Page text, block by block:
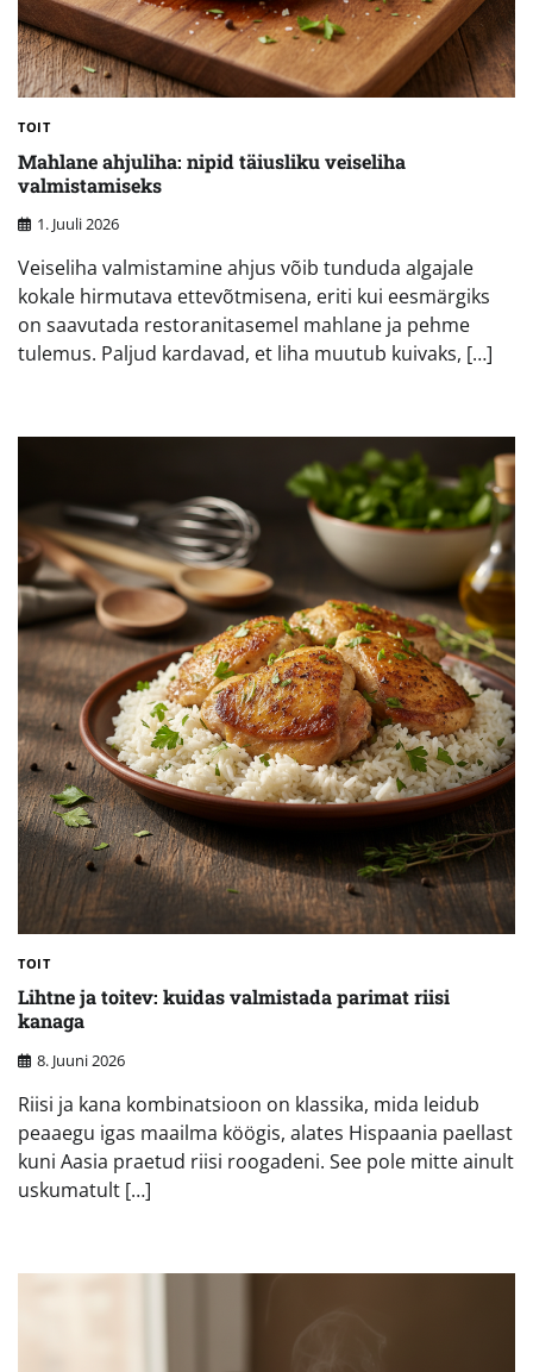
TOIT
Mahlane ahjuliha: nipid täiusliku veiseliha
valmistamiseks
1. Juuli 2026
Veiseliha valmistamine ahjus võib tunduda algajale
kokale hirmutava ettevõtmisena, eriti kui eesmärgiks
on saavutada restoranitasemel mahlane ja pehme
tulemus. Paljud kardavad, et liha muutub kuivaks, […]
TOIT
Lihtne ja toitev: kuidas valmistada parimat riisi
kanaga
8. Juuni 2026
Riisi ja kana kombinatsioon on klassika, mida leidub
peaaegu igas maailma köögis, alates Hispaania paellast
kuni Aasia praetud riisi roogadeni. See pole mitte ainult
uskumatult […]